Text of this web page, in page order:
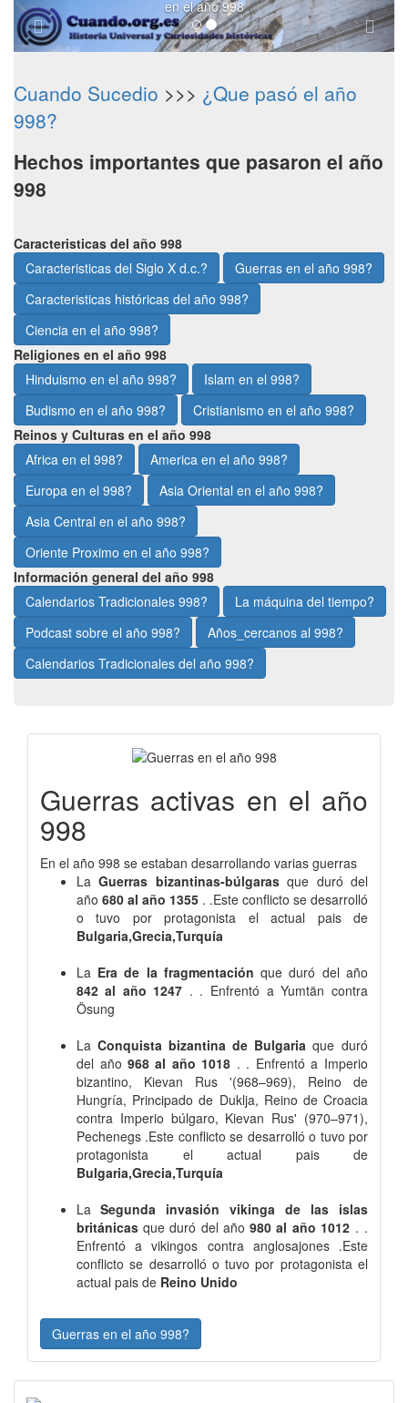
en el año 998
Cuando Sucedio >>> ¿Que pasó el año
998?
Hechos importantes que pasaron el año
998
Caracteristicas del año 998
Caracteristicas del Siglo X d.c.?
Guerras en el año 998?
Caracteristicas históricas del año 998?
Ciencia en el año 998?
Religiones en el año 998
Hinduismo en el año 998?
Islam en el 998?
Budismo en el año 998?
Cristianismo en el año 998?
Reinos y Culturas en el año 998
Africa en el 998?
America en el año 998?
Europa en el 998?
Asia Oriental en el año 998?
Asia Central en el año 998?
Oriente Proximo en el año 998?
Información general del año 998
Calendarios Tradicionales 998?
La máquina del tiempo?
Podcast sobre el año 998?
Años_cercanos al 998?
Calendarios Tradicionales del año 998?
Guerras activas en el año
998
En el año 998 se estaban desarrollando varias guerras
La Guerras bizantinas-búlgaras que duró del
año 680 al año 1355 . .Este conflicto se desarrolló
o tuvo por protagonista el actual pais de
Bulgaria,Grecia,Turquía
La Era de la fragmentación que duró del año
842 al año 1247 . . Enfrentó a Yumtän contra
Ösung
La Conquista bizantina de Bulgaria que duró
del año 968 al año 1018 . . Enfrentó a Imperio
bizantino, Kievan Rus '(968–969), Reino de
Hungría, Principado de Duklja, Reino de Croacia
contra Imperio búlgaro, Kievan Rus' (970–971),
Pechenegs .Este conflicto se desarrolló o tuvo por
protagonista el actual pais de
Bulgaria,Grecia,Turquía
La Segunda invasión vikinga de las islas
británicas que duró del año 980 al año 1012 . .
Enfrentó a vikingos contra anglosajones .Este
conflicto se desarrolló o tuvo por protagonista el
actual pais de Reino Unido
Guerras en el año 998?